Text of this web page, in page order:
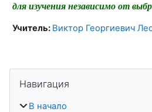
для изучения независимо от
Учитель: Виктор Георгиевич
Блоки
Навигация
В начало